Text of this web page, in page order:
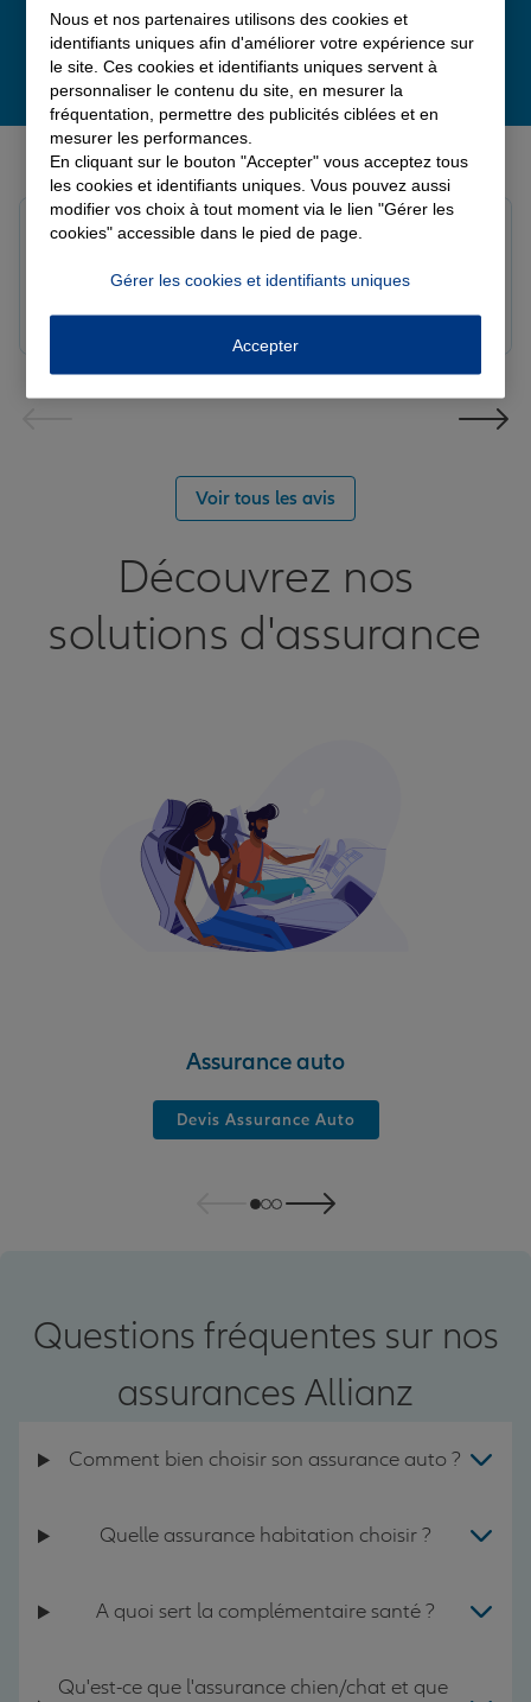
Derniers avis de nos agences Allianz
Le 06/08/2026 - Agence SOURDEVAL
louna p.
Voir tous les avis
Découvrez nos
solutions d'assurance
Assurance auto
Devis Assurance Auto
Questions fréquentes sur nos
assurances Allianz
Comment bien choisir son assurance auto ?
Quelle assurance habitation choisir ?
A quoi sert la complémentaire santé ?
Qu'est-ce que l'assurance chien/chat et que
Nous et nos partenaires utilisons des cookies et
identifiants uniques afin d'améliorer votre expérience sur
le site. Ces cookies et identifiants uniques servent à
personnaliser le contenu du site, en mesurer la
fréquentation, permettre des publicités ciblées et en
mesurer les performances.
En cliquant sur le bouton "Accepter" vous acceptez tous
les cookies et identifiants uniques. Vous pouvez aussi
modifier vos choix à tout moment via le lien "Gérer les
cookies" accessible dans le pied de page.
Gérer les cookies et identifiants uniques
Accepter